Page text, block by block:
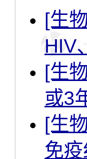
[生
HIV
[生
或3
[生
免